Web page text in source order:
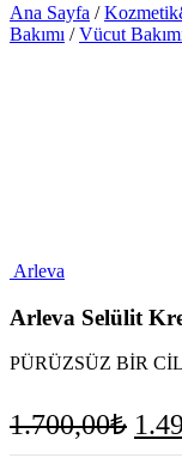
Ana Sayfa /
Bakımı /Vücut
Arleva
Arleva Selülit
PÜRÜZSÜZ BİR
1.700,00₺